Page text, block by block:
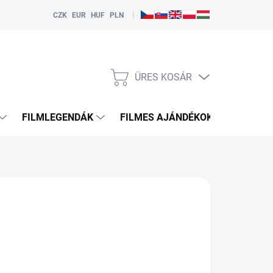
CZK EUR HUF PLN |
KOSÁR
ÜRES KOSÁR
FILMLEGENDÁK FILMES AJÁNDÉKOK